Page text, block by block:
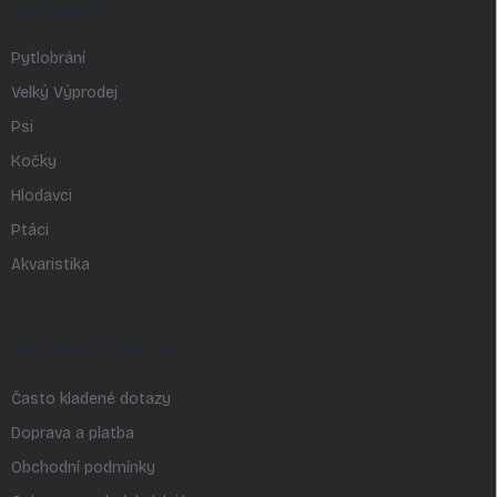
Pytlobrání
Velký Výprodej
Psi
Kočky
Hlodavci
Ptáci
Akvaristika
Často kladené dotazy
Doprava a platba
Obchodní podmínky